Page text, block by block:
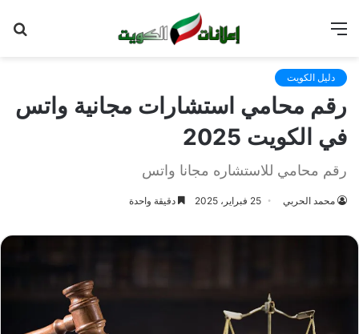
دليل الكويت
رقم محامي استشارات مجانية واتس
في الكويت 2025
رقم محامي للاستشاره مجانا واتس
محمد الحربي 25 فبراير، 2025 دقيقة واحدة